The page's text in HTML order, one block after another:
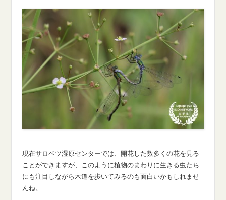
現在サロベツ湿原センターでは、開花した数多くの花を見る
ことができますが、このように植物のまわりに生きる虫たち
にも注目しながら木道を歩いてみるのも面白いかもしれませ
んね。